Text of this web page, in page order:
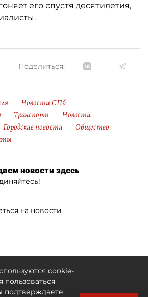
его спустя десятилетия,
Поделиться:
Новости СПб
Транспорт
Новости
Городские новости
Общество
новости здесь
на новости
cookie-
подтверждаете